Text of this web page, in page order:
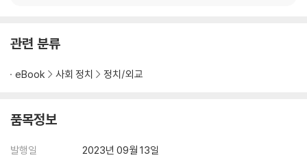
8 경제의 숨통을 끊는 ‘에너지 무기화’
4부 반복되는 우크라이나의 자충수
3 급진적 파시즘 표방의 업보
5 동서 지역 균열과 포퓰리즘 정치
관련 분류
eBook 사회 정치 정치/외교
품목정보
발행일
2023년 09월 13일